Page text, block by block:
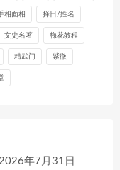
相面相 择日/姓名
文史名著 梅花教程
精武门 紫微
年7月31日